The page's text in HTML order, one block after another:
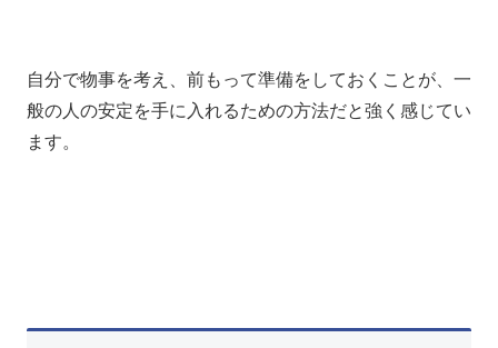
自分で物事を考え、前もって準備をしておくことが、一
般の人の安定を手に入れるための方法だと強く感じてい
ます。